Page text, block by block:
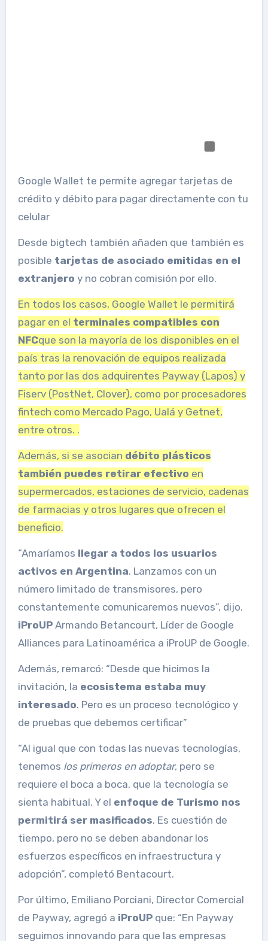
Google Wallet te permite agregar tarjetas de
crédito y débito para pagar directamente con tu
celular
Desde bigtech también añaden que también es
posible tarjetas de asociado emitidas en el
extranjero y no cobran comisión por ello.
En todos los casos, Google Wallet le permitirá
pagar en el terminales compatibles con
NFCque son la mayoría de los disponibles en el
país tras la renovación de equipos realizada
tanto por las dos adquirentes Payway (Lapos) y
Fiserv (PostNet, Clover), como por procesadores
fintech como Mercado Pago, Ualá y Getnet,
entre otros. .
Además, si se asocian débito plásticos
también puedes retirar efectivo en
supermercados, estaciones de servicio, cadenas
de farmacias y otros lugares que ofrecen el
beneficio.
“Amaríamos llegar a todos los usuarios
activos en Argentina. Lanzamos con un
número limitado de transmisores, pero
constantemente comunicaremos nuevos”, dijo.
iProUPArmando Betancourt, Líder de Google
Alliances para Latinoamérica a iProUP de Google.
Además, remarcó: “Desde que hicimos la
invitación, la ecosistema estaba muy
interesado. Pero es un proceso tecnológico y
de pruebas que debemos certificar”
“Al igual que con todas las nuevas tecnologías,
tenemos los primeros en adoptar, pero se
requiere el boca a boca, que la tecnología se
sienta habitual. Y el enfoque de Turismo nos
permitirá ser masificados. Es cuestión de
tiempo, pero no se deben abandonar los
esfuerzos específicos en infraestructura y
adopción”, completó Bentacourt.
Por último, Emiliano Porciani, Director Comercial
de Payway, agregó a iProUPque: “En Payway
seguimos innovando para que las empresas